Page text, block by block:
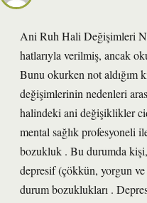
Ani Ruh Hali Değişimleri
hatlarıyla verilmiş, ancak
Bunu okurken not aldığım
değişimlerinin nedenleri
halindeki ani değişiklikler
mental sağlık profesyoneli
bozukluk . Bu durumda
depresif (çökkün, yorgun
durum bozuklukları .